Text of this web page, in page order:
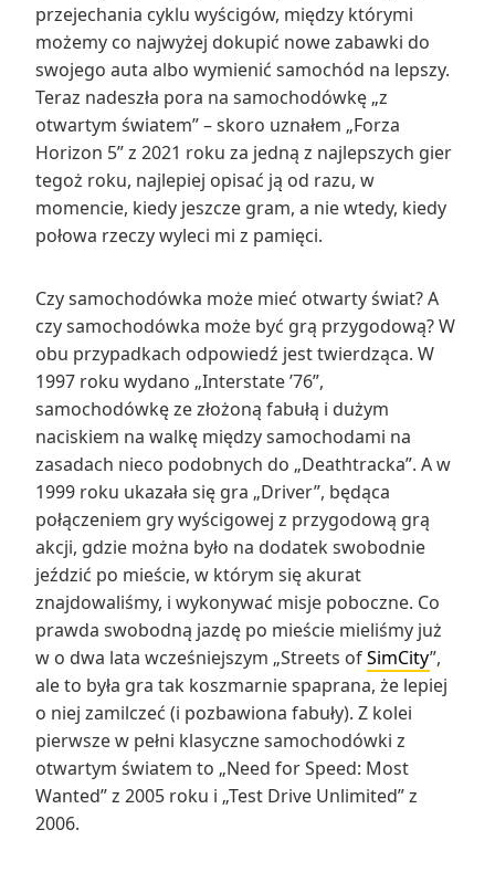
przejechania cyklu wyścigów, między którymi
możemy co najwyżej dokupić nowe zabawki do
swojego auta albo wymienić samochód na lepszy.
Teraz nadeszła pora na samochodówkę „z
otwartym światem” – skoro uznałem „Forza
Horizon 5” z 2021 roku za jedną z najlepszych gier
tegoż roku, najlepiej opisać ją od razu, w
momencie, kiedy jeszcze gram, a nie wtedy, kiedy
połowa rzeczy wyleci mi z pamięci.
Czy samochodówka może mieć otwarty świat? A
czy samochodówka może być grą przygodową? W
obu przypadkach odpowiedź jest twierdząca. W
1997 roku wydano „Interstate ’76”,
samochodówkę ze złożoną fabułą i dużym
naciskiem na walkę między samochodami na
zasadach nieco podobnych do „Deathtracka”. A w
1999 roku ukazała się gra „Driver”, będąca
połączeniem gry wyścigowej z przygodową grą
akcji, gdzie można było na dodatek swobodnie
jeździć po mieście, w którym się akurat
znajdowaliśmy, i wykonywać misje poboczne. Co
prawda swobodną jazdę po mieście mieliśmy już
w o dwa lata wcześniejszym „Streets ofSimCity”,
ale to była gra tak koszmarnie spaprana, że lepiej
o niej zamilczeć (i pozbawiona fabuły). Z kolei
pierwsze w pełni klasyczne samochodówki z
otwartym światem to „Need for Speed: Most
Wanted” z 2005 roku i „Test Drive Unlimited” z
2006.